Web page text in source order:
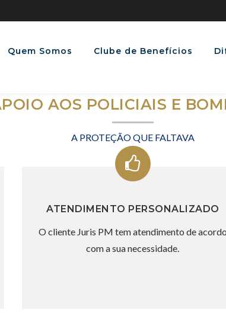
Quem Somos Clube de Benefícios
AOS POLICIAIS E
A PROTEÇÃO QUE FALTAVA
ATENDIMENTO PERSONALIZADO
O cliente Juris PM tem atendimento de acordo
com a sua necessidade.